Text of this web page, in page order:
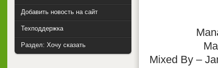
Mixed By –
Добавить новость на сайт
Техподдержка
Раздел: Хочу сказать